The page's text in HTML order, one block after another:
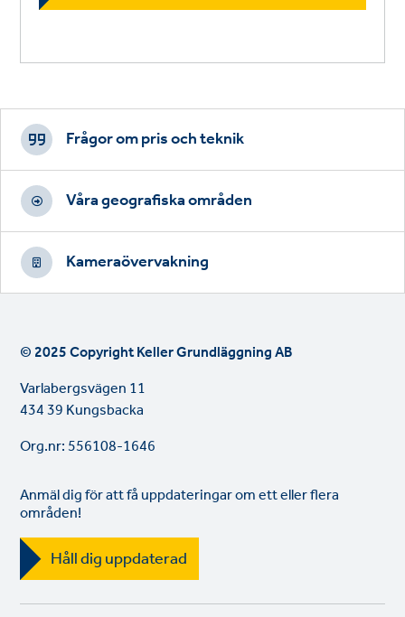
Footer
CTAs
Frågor om pris och teknik
Våra geografiska områden
Kameraövervakning
© 2025 Copyright Keller Grundläggning AB
Varlabergsvägen 11
434 39 Kungsbacka
Org.nr: 556108-1646
Anmäl dig för att få uppdateringar om ett eller flera
områden!
Håll dig uppdaterad